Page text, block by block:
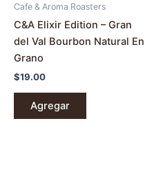
Cafe & Aroma Roasters
C&A Elixir Edition – Gran
del Val Bourbon Natural En
Grano
$19.00
Agregar